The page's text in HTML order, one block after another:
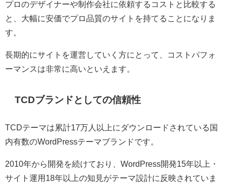
プロのデザイナーや制作会社に依頼するコストと比較する
と、大幅に安価でプロ品質のサイトを持てることになりま
す。
長期的にサイトを運営していく方にとって、コストパフォ
ーマンスは非常に高いといえます。
TCDブランドとしての信頼性
TCDテーマは累計17万人以上にダウンロードされている国
内有数のWordPressテーマブランドです。
2010年から開発を続けており、WordPress開発15年以上・
サイト運用18年以上の知見がテーマ設計に反映されていま